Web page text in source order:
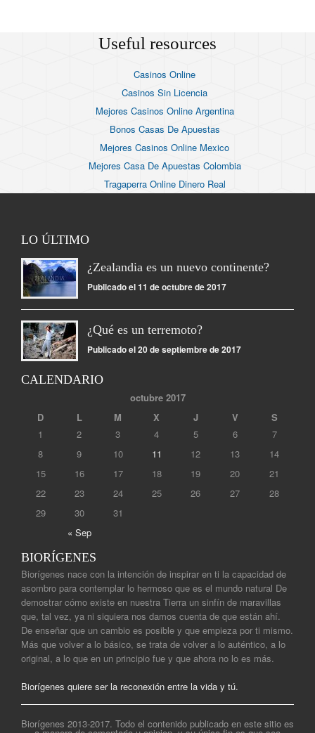
Useful resources
Casinos Online
Casinos Sin Licencia
Mejores Casinos Online Argentina
Bonos Casas De Apuestas
Mejores Casinos Online Mexico
Mejores Casa De Apuestas Colombia
Tragaperra Online Dinero Real
LO ÚLTIMO
¿Zealandia es un nuevo continente?
Publicado el 11 de octubre de 2017
¿Qué es un terremoto?
Publicado el 20 de septiembre de 2017
CALENDARIO
octubre 2017
D
L M X J V S
« Sep
1 2 3 4 5 6
7
8
9 10 11 12 13
14
15
16 17 18 19 20
21
22
23 24 25 26 27
28
29
30 31
BIORÍGENES
Biorígenes nace con la intención de inspirar en ti la capacidad de
asombro para contemplar lo hermoso que es el mundo natural De
demostrar cómo existe en nuestra Tierra un sinfín de maravillas
que, tal vez, ya ni siquiera nos damos cuenta de que están ahí.
De enseñar que un cambio es posible y que empieza por ti mismo.
Más que volver a lo básico, se trata de volver a lo auténtico, a lo
original, a lo que en un principio fue y que ahora no lo es más.
Biorígenes quiere ser la reconexión entre la vida y tú.
Biorígenes 2013-2017. Todo el contenido publicado en este sitio es